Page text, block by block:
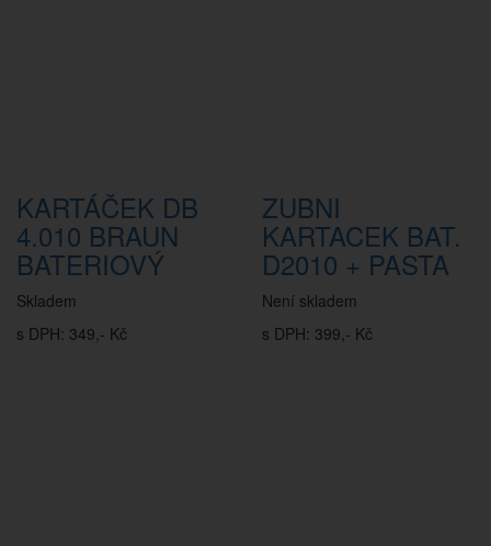
KARTÁČEK DB
4.010 BRAUN
BATERIOVÝ
Skladem
s DPH: 349,- Kč
ZUBNI
KARTACEK BAT.
D2010 + PASTA
Není skladem
s DPH: 399,- Kč